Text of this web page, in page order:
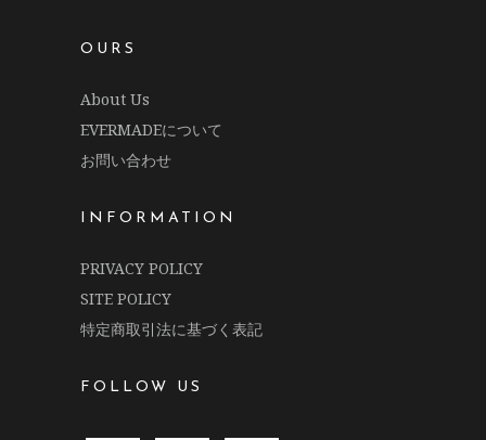
OURS
About Us
EVERMADEについて
お問い合わせ
INFORMATION
PRIVACY POLICY
SITE POLICY
特定商取引法に基づく表記
FOLLOW US